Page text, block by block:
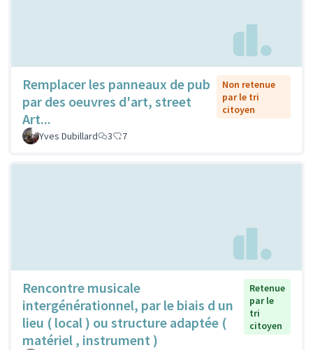
Remplacer les panneaux de pub
par des oeuvres d'art, street
Art...
Non retenue
par le tri
citoyen
Yves Dubillard 3 7
Rencontre musicale
intergénérationnel, par le biais d un
lieu ( local ) ou structure adaptée (
matériel , instrument )
Retenue
par le
tri
citoyen